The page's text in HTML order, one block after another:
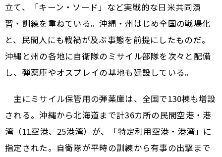
立て、「キーン・ソード」など実戦的な日米共同演
習・訓練を重ねている。沖縄・州はじめ全国の戦場化
と、民間人にも戦禍が及ぶ事態を前提にしたものだ。
沖縄と州の各地に自衛隊のミサイル部隊を次々と配備
し、弾薬庫やオスプレイの基地も建設している。
主にミサイル保管用の弾薬庫は、全国で130棟も増設
される。沖縄から北海道まで計36カ所の民間空港・港
湾（11空港、25港湾）が、「特定利用空港・港湾」に
指定された。自衛隊が平時の訓練から有事の出撃まで